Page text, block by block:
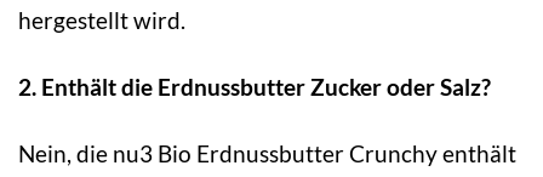
hergestellt wird.
2. Enthält die Erdnussbutter Zucker oder Salz?
Nein, die nu3 Bio Erdnussbutter Crunchy enthält